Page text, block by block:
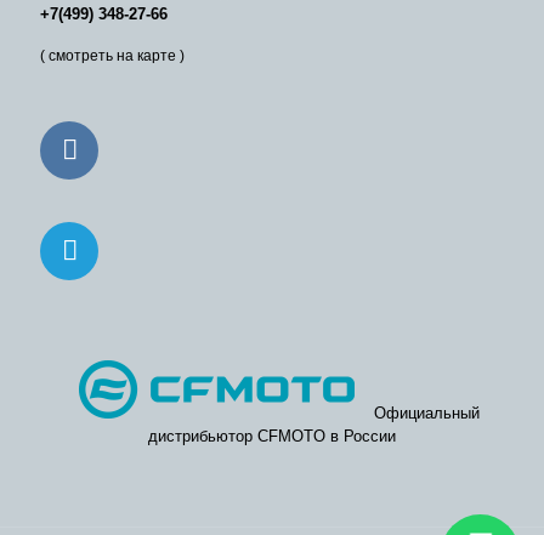
+7(499) 348-27-66
( смотреть на карте )
Официальный
дистрибьютор CFMOTO в России